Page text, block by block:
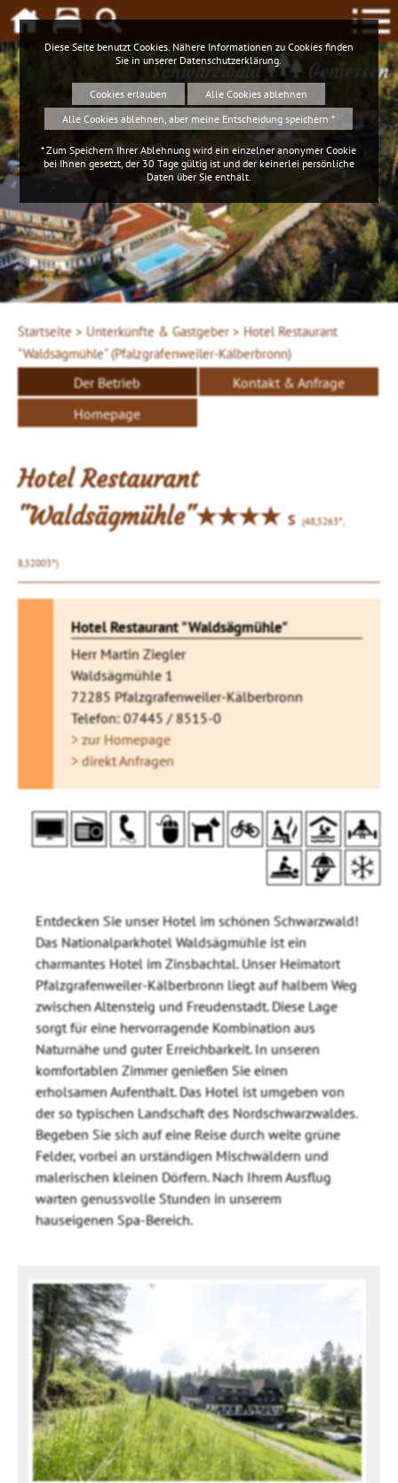
Schwarzwald Geniessen
Startseite > Unterkünfte & Gastgeber > Hotel Restaurant
"Waldsägmühle" (Pfalzgrafenweiler-Kälberbronn)
Der Betrieb
Kontakt & Anfrage
Homepage
Hotel Restaurant
"Waldsägmühle"★★★★S (48,5263°,
8,52003°)
Hotel Restaurant "Waldsägmühle"
Herr Martin Ziegler
Waldsägmühle 1
72285 Pfalzgrafenweiler-Kälberbronn
Telefon: 07445 / 8515-0
> zur Homepage
> direkt Anfragen
Entdecken Sie unser Hotel im schönen Schwarzwald!
Das Nationalparkhotel Waldsägmühle ist ein
charmantes Hotel im Zinsbachtal. Unser Heimatort
Pfalzgrafenweiler-Kälberbronn liegt auf halbem Weg
zwischen Altensteig und Freudenstadt. Diese Lage
sorgt für eine hervorragende Kombination aus
Naturnähe und guter Erreichbarkeit. In unseren
komfortablen Zimmer genießen Sie einen
erholsamen Aufenthalt. Das Hotel ist umgeben von
der so typischen Landschaft des Nordschwarzwaldes.
Begeben Sie sich auf eine Reise durch weite grüne
Felder, vorbei an urständigen Mischwäldern und
malerischen kleinen Dörfern. Nach Ihrem Ausflug
warten genussvolle Stunden in unserem
hauseigenen Spa-Bereich.
Diese Seite benutzt Cookies. Nähere Informationen zu Cookies finden
Sie in unserer Datenschutzerklärung.
Cookies erlauben
Alle Cookies ablehnen
Alle Cookies ablehnen, aber meine Entscheidung speichern *
* Zum Speichern Ihrer Ablehnung wird ein einzelner anonymer Cookie
bei Ihnen gesetzt, der 30 Tage gültig ist und der keinerlei persönliche
Daten über Sie enthält.